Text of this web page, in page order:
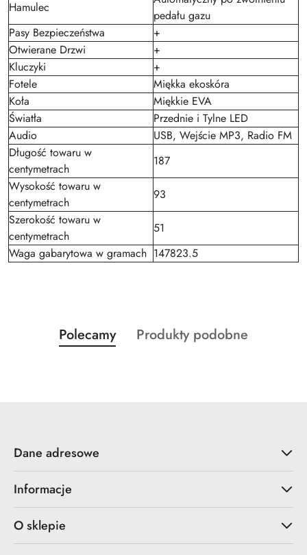
Hamulec
pedału gazu
Pasy Bezpieczeństwa
+
Otwierane Drzwi
+
Kluczyki
+
Fotele
Miękka ekoskóra
Koła
Miękkie EVA
Światła
Przednie i Tylne LED
Audio
USB, Wejście MP3, Radio FM
Długość towaru w
centymetrach
187
Wysokość towaru w
centymetrach
93
Szerokość towaru w
centymetrach
51
Waga gabarytowa w gramach 147823.5
Pomiń karuzelę produktów
Produkty
o
Polecamy
Produkty
Produkty podobne
Dane adresowe
Informacje
O sklepie